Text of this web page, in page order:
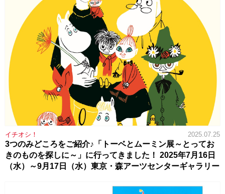
イチオシ！ 2025.07.25
3つのみどころをご紹介♪「トーベとムーミン展～とってお
きのものを探しに～」に行ってきました！ 2025年7月16日
（水）～9月17日（水）東京・森アーツセンターギャラリー